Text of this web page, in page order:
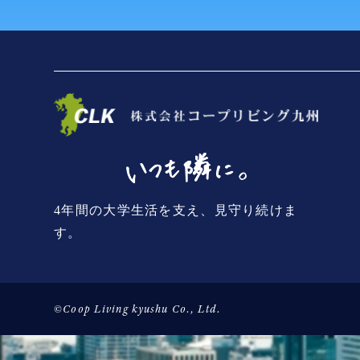
4年間の大学生活を支え、見守り続けま
す。
©Coop Living kyushu Co., Ltd.